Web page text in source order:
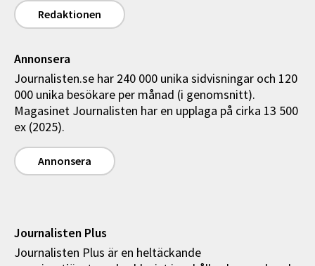
Redaktionen
Annonsera
Journalisten.se har 240 000 unika sidvisningar och 120
000 unika besökare per månad (i genomsnitt).
Magasinet Journalisten har en upplaga på cirka 13 500
ex (2025).
Annonsera
Journalisten Plus
Journalisten Plus är en heltäckande